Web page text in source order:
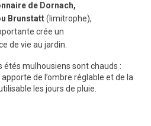
de Dornach,
Brunstatt(limitrophe),
crée un
de vie au jardin.
étés mulhousiens sont chauds :
de l’ombre réglable et de la
les jours de pluie.